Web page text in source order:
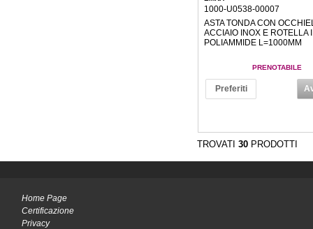
1000-U0538-00007
ASTA TONDA CON
ACCIAIO INOX E ROTELLA
POLIAMMIDE L=1000MM
PRENOTABILE
Preferiti
TROVATI 30 PRODOTTI
Home Page
Certificazione
Privacy